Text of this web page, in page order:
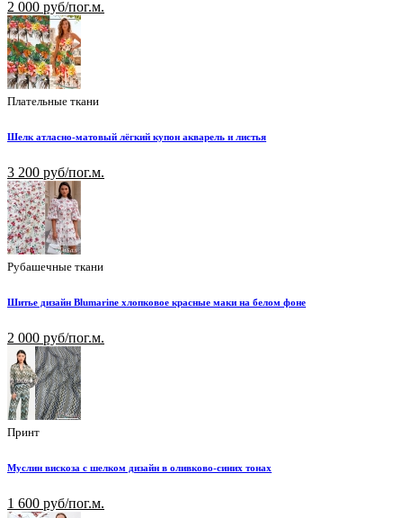
2 000 руб/пог.м.
Плательные ткани
Шелк атласно-матовый лёгкий купон акварель и листья
3 200 руб/пог.м.
Рубашечные ткани
Шитье дизайн Blumarine хлопковое красные маки на белом фоне
2 000 руб/пог.м.
Принт
Муслин вискоза с шелком дизайн в оливково-синих тонах
1 600 руб/пог.м.